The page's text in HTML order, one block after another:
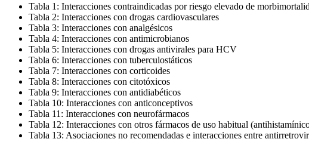
Tabla 1: Interacciones contraindicadas por riesgo elevado de
Tabla 2: Interacciones con drogas cardiovasculares
Tabla 3: Interacciones con analgésicos
Tabla 4: Interacciones con antimicrobianos
Tabla 5: Interacciones con drogas antivirales para HCV
Tabla 6: Interacciones con tuberculostáticos
Tabla 7: Interacciones con corticoides
Tabla 8: Interacciones con citotóxicos
Tabla 9: Interacciones con antidiabéticos
Tabla 10: Interacciones con anticonceptivos
Tabla 11: Interacciones con neurofármacos
Tabla 12: Interacciones con otros fármacos de uso habitual
Tabla 13: Asociaciones no recomendadas e interacciones entre